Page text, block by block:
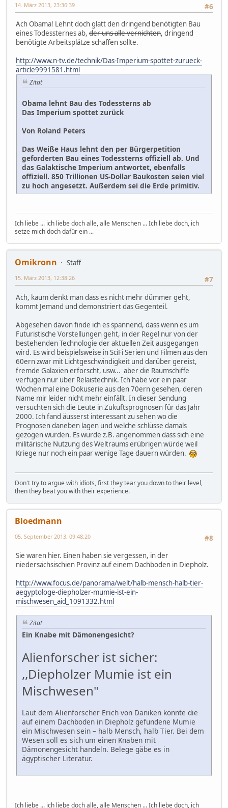
#6
14. März 2013, 23:36:39
Ach Obama! Lehnt doch glatt den dringend benötigten Bau
eines Todessternes ab, der uns alle vernichten, dringend
benötigte Arbeitsplätze schaffen sollte.
http://www.n-tv.de/technik/Das-Imperium-spottet-zurueck-
article9991581.html
Zitat
Obama lehnt Bau des Todessterns ab
Das Imperium spottet zurück
Von Roland Peters
Das Weiße Haus lehnt den per Bürgerpetition
geforderten Bau eines Todessterns offiziell ab. Und
das Galaktische Imperium antwortet, ebenfalls
offiziell. 850 Trillionen US-Dollar Baukosten seien viel
zu hoch angesetzt. Außerdem sei die Erde primitiv.
Ich liebe ... ich liebe doch alle, alle Menschen ... Ich liebe doch, ich
setze mich doch dafür ein ...
Omikronn
Staff
#7
15. März 2013, 12:38:26
Ach, kaum denkt man dass es nicht mehr dümmer geht,
kommt Jemand und demonstriert das Gegenteil.
Abgesehen davon finde ich es spannend, dass wenn es um
Futuristische Vorstellungen geht, in der Regel nur von der
bestehenden Technologie der aktuellen Zeit ausgegangen
wird. Es wird beispielsweise in SciFi Serien und Filmen aus den
60ern zwar mit Lichtgeschwindigkeit und darüber gereist,
fremde Galaxien erforscht, usw... aber die Raumschiffe
verfügen nur über Relaistechnik. Ich habe vor ein paar
Wochen mal eine Dokuserie aus den 70ern gesehen, deren
Name mir leider nicht mehr einfällt. In dieser Sendung
versuchten sich die Leute in Zukuftsprognosen für das Jahr
2000. Ich fand äusserst interessant zu sehen wo die
Prognosen daneben lagen und welche schlüsse damals
gezogen wurden. Es wurde z.B. angenommen dass sich eine
militärische Nutzung des Weltraums erübrigen würde weil
Kriege nur noch ein paar wenige Tage dauern würden.
Don't try to argue with idiots, first they tear you down to their level,
then they beat you with their experience.
Bloedmann
#8
05. September 2013, 09:48:20
Sie waren hier. Einen haben sie vergessen, in der
niedersächsischien Provinz auf einem Dachboden in Diepholz.
http://www.focus.de/panorama/welt/halb-mensch-halb-tier-
aegyptologe-diepholzer-mumie-ist-ein-
mischwesen_aid_1091332.html
Zitat
Ein Knabe mit Dämonengesicht?
Alienforscher ist sicher:
,,Diepholzer Mumie ist ein
Mischwesen"
Laut dem Alienforscher Erich von Däniken könnte die
auf einem Dachboden in Diepholz gefundene Mumie
ein Mischwesen sein – halb Mensch, halb Tier. Bei dem
Wesen soll es sich um einen Knaben mit
Dämonengesicht handeln. Belege gäbe es in
ägyptischer Literatur.
Ich liebe ... ich liebe doch alle, alle Menschen ... Ich liebe doch, ich